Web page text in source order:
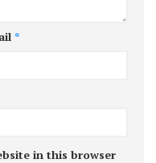
*
in this browser